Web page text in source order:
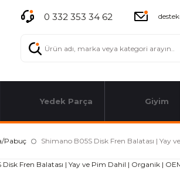
0 332 353 34 62
Yedek Parça Giyim
Pabuç Shimano B05S Disk Fren Balatası | Yay